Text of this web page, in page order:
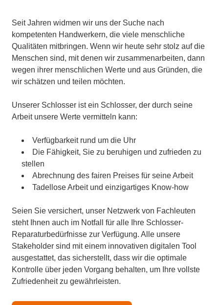
Seit Jahren widmen wir uns der Suche nach
kompetenten Handwerkern, die viele menschliche
Qualitäten mitbringen. Wenn wir heute sehr stolz auf die
Menschen sind, mit denen wir zusammenarbeiten, dann
wegen ihrer menschlichen Werte und aus Gründen, die
wir schätzen und teilen möchten.
Unserer Schlosser ist ein Schlosser, der durch seine
Arbeit unsere Werte vermitteln kann:
Verfügbarkeit rund um die Uhr
Die Fähigkeit, Sie zu beruhigen und zufrieden zu
stellen
Abrechnung des fairen Preises für seine Arbeit
Tadellose Arbeit und einzigartiges Know-how
Seien Sie versichert, unser Netzwerk von Fachleuten
steht Ihnen auch im Notfall für alle Ihre Schlosser-
Reparaturbedürfnisse zur Verfügung. Alle unsere
Stakeholder sind mit einem innovativen digitalen Tool
ausgestattet, das sicherstellt, dass wir die optimale
Kontrolle über jeden Vorgang behalten, um Ihre vollste
Zufriedenheit zu gewährleisten.